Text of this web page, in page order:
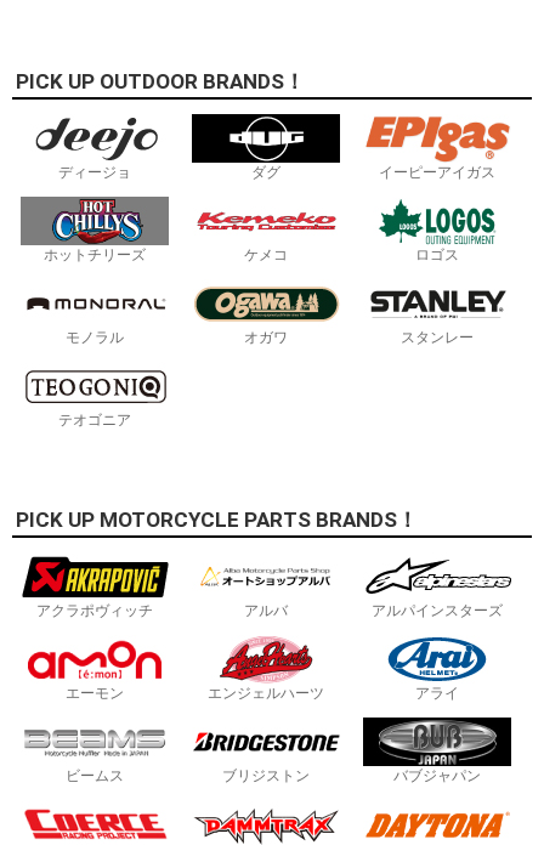
PICK UP OUTDOOR BRANDS！
ディージョ ダグ イーピーアイガス
ホットチリーズ ケメコ ロゴス
モノラル オガワ スタンレー
テオゴニア
PICK UP MOTORCYCLE PARTS BRANDS！
アクラポヴィッチ アルバ アルパインスターズ
エーモン エンジェルハーツ アライ
ビームス ブリジストン バブジャパン